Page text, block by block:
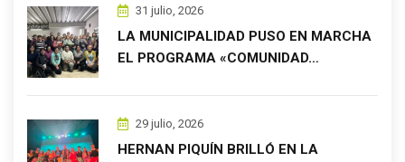
31 julio, 2026
LA MUNICIPALIDAD PUSO EN MARCHA
EL PROGRAMA «COMUNIDAD…
29 julio, 2026
HERNAN PIQUÍN BRILLÓ EN LA